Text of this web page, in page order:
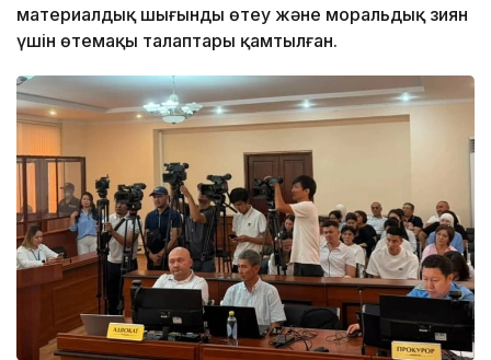
материалдық шығынды өтеу және моральдық зиян
үшін өтемақы талаптары қамтылған.